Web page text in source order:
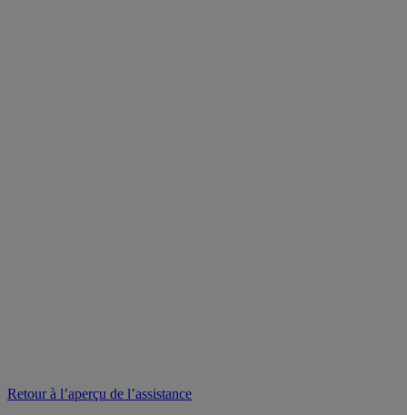
Retour à l’aperçu de l’assistance